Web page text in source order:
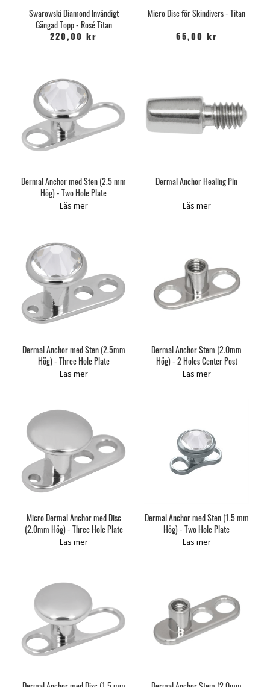
Swarowski Diamond Invändigt
Gängad Topp - Rosé Titan
220,00 kr
Micro Disc för Skindivers - Titan
65,00 kr
Dermal Anchor med Sten (2.5 mm
Hög) - Two Hole Plate
Läs mer
Dermal Anchor Healing Pin
Läs mer
Dermal Anchor med Sten (2.5mm
Hög) - Three Hole Plate
Läs mer
Dermal Anchor Stem (2.0mm
Hög) - 2 Holes Center Post
Läs mer
Micro Dermal Anchor med Disc
(2.0mm Hög) - Three Hole Plate
Läs mer
Dermal Anchor med Sten (1.5 mm
Hög) - Two Hole Plate
Läs mer